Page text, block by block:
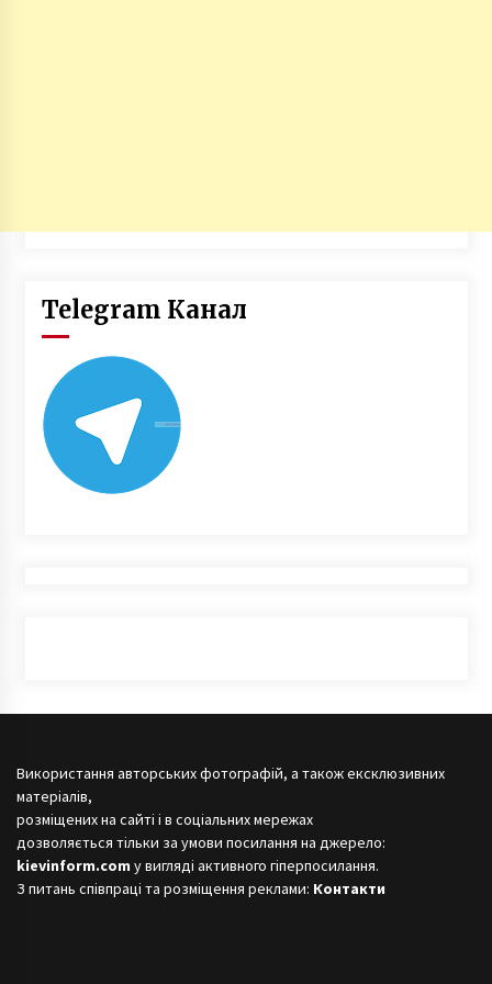
Telegram Канал
Використання авторських фотографій, а також ексклюзивних
матеріалів,
розміщених на сайті і в соціальних мережах
дозволяється тільки за умови посилання на джерело:
kievinform.com у вигляді активного гіперпосилання.
З питань співпраці та розміщення реклами: Контакти